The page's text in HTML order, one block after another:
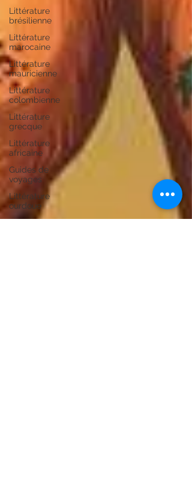
Littérature
brésilienne
Littérature
marocaine
Littérature
mauricienne
Littérature
colombienne
Littérature
grecque
Littérature
africaine
Guides de
voyages
Littérature
ourdoue